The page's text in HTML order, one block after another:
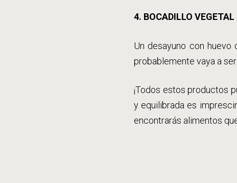
4. BOCADILLO
Un desayuno con
probablemente vaya a
¡Todos estos productos
y equilibrada es
encontrarás alimentos